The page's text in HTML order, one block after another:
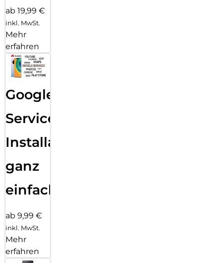
ab 19,99 €
inkl. MwSt.
Mehr
erfahren
Google
Services
Installation
ganz
einfach
ab 9,99 €
inkl. MwSt.
Mehr
erfahren